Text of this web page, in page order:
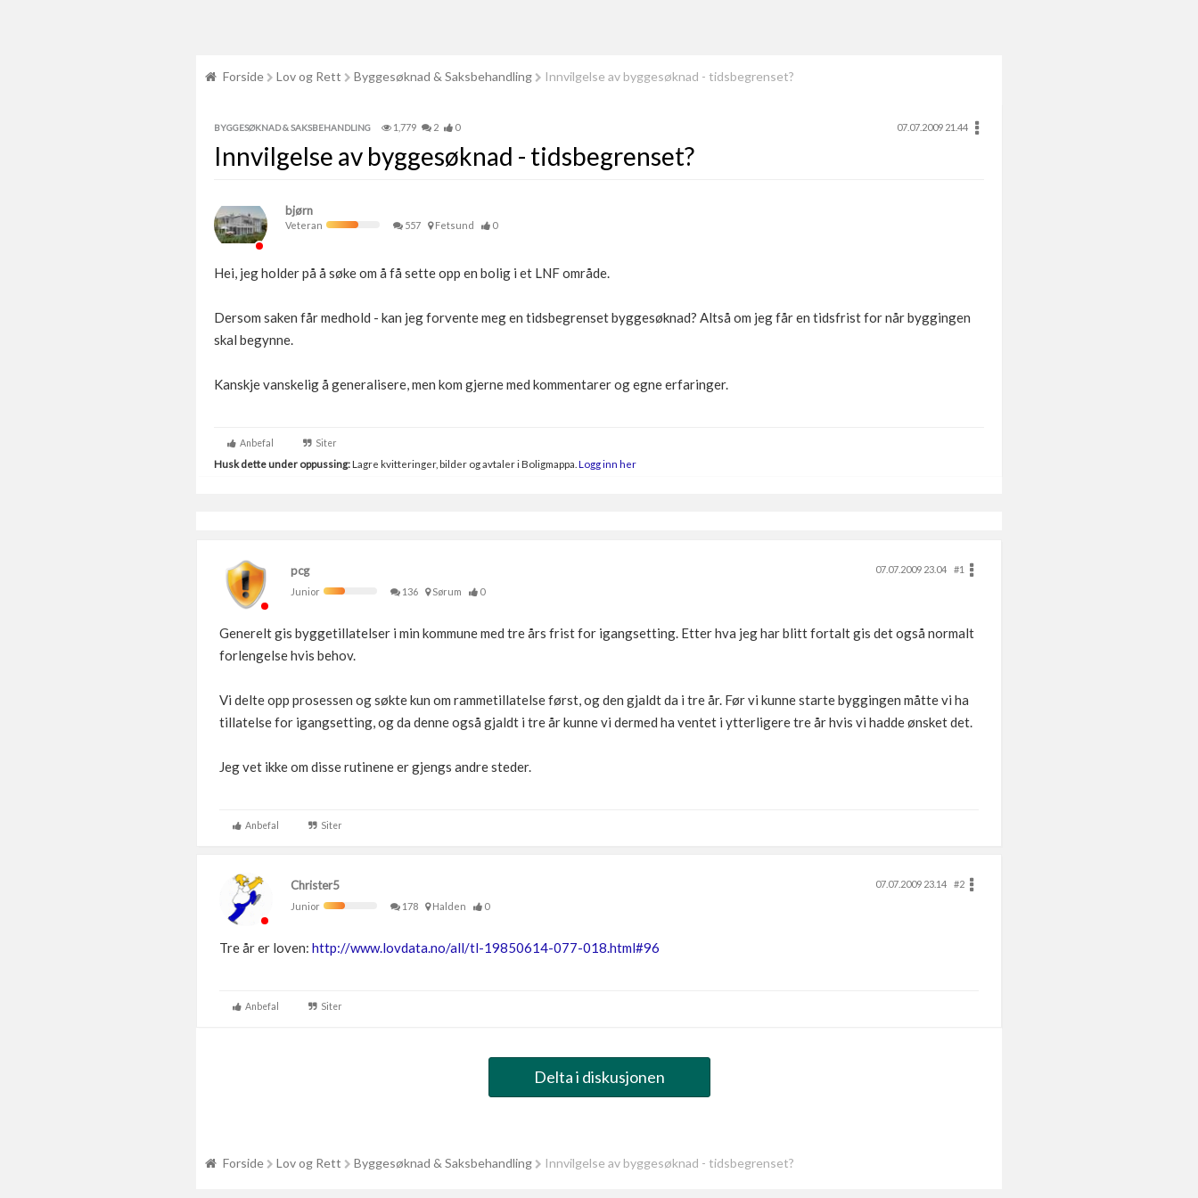
Forside Lov og Rett Byggesøknad & Saksbehandling Innvilgelse av byggesøknad - tidsbegrenset?
BYGGESØKNAD & SAKSBEHANDLING 1,779 2 0 07.07.2009 21.44
Innvilgelse av byggesøknad - tidsbegrenset?
bjørn
Veteran 557 Fetsund 0
Hei, jeg holder på å søke om å få sette opp en bolig i et LNF område.
Dersom saken får medhold - kan jeg forvente meg en tidsbegrenset byggesøknad? Altså om jeg får en tidsfrist for når byggingen
skal begynne.
Kanskje vanskelig å generalisere, men kom gjerne med kommentarer og egne erfaringer.
Anbefal Siter
Husk dette under oppussing:Lagre kvitteringer, bilder og avtaler i Boligmappa. Logg inn her
pcg 07.07.2009 23.04
#1
Junior
136 Sørum 0
Generelt gis byggetillatelser i min kommune med tre års frist for igangsetting. Etter hva jeg har blitt fortalt gis det også normalt
forlengelse hvis behov.
Vi delte opp prosessen og søkte kun om rammetillatelse først, og den gjaldt da i tre år. Før vi kunne starte byggingen måtte vi ha
tillatelse for igangsetting, og da denne også gjaldt i tre år kunne vi dermed ha ventet i ytterligere tre år hvis vi hadde ønsket det.
Jeg vet ikke om disse rutinene er gjengs andre steder.
Anbefal Siter
Christer5 07.07.2009 23.14
#2
Junior
178 Halden 0
Tre år er loven: http://www.lovdata.no/all/tl-19850614-077-018.html#96
Anbefal Siter
Delta i diskusjonen
Forside Lov og Rett Byggesøknad & Saksbehandling Innvilgelse av byggesøknad - tidsbegrenset?